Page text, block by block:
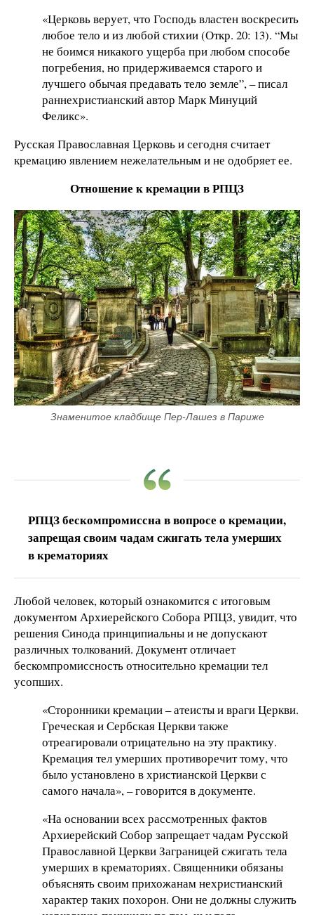
«Церковь верует, что Господь властен воскресить
любое тело и из любой стихии (Откр. 20: 13). “Мы
не боимся никакого ущерба при любом способе
погребения, но придерживаемся старого и
лучшего обычая предавать тело земле”, – писал
раннехристианский автор Марк Минуций
Феликс».
Русская Православная Церковь и сегодня считает
кремацию явлением нежелательным и не одобряет ее.
Отношение к кремации в РПЦЗ
Знаменитое кладбище Пер-Лашез в Париже
РПЦЗ бескомпромиссна в вопросе о кремации,
запрещая своим чадам сжигать тела умерших
в крематориях
Любой человек, который ознакомится с итоговым
документом Архиерейского Собора РПЦЗ, увидит, что
решения Синода принципиальны и не допускают
различных толкований. Документ отличает
бескомпромиссность относительно кремации тел
усопших.
«Сторонники кремации – атеисты и враги Церкви.
Греческая и Сербская Церкви также
отреагировали отрицательно на эту практику.
Кремация тел умерших противоречит тому, что
было установлено в христианской Церкви с
самого начала», – говорится в документе.
«На основании всех рассмотренных фактов
Архиерейский Собор запрещает чадам Русской
Православной Церкви Заграницей сжигать тела
умерших в крематориях. Священники обязаны
объяснять своим прихожанам нехристианский
характер таких похорон. Они не должны служить